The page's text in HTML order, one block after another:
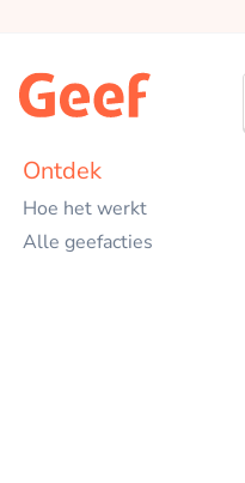
Ontdek
Hoe het werkt
Alle geefacties